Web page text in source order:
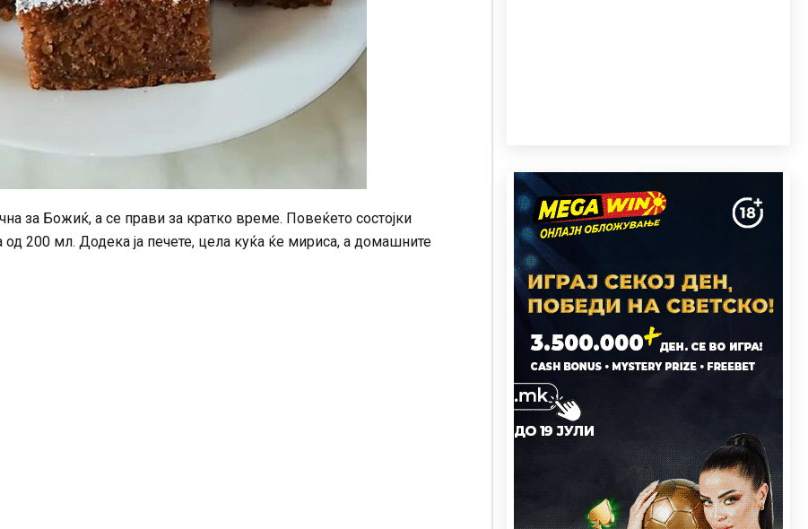
за Божиќ, а се прави за кратко време. Повеќето состојки
200 мл. Додека ја печете, цела куќа ќе мириса, а домашните